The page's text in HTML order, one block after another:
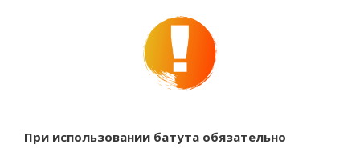
При использовании батута обязательно